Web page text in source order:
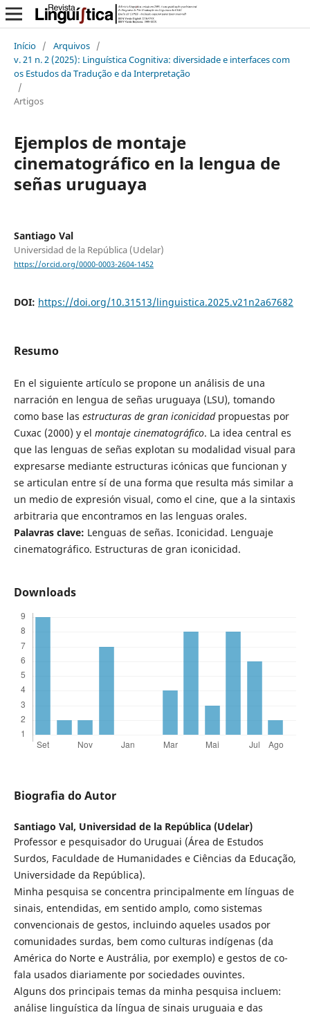
Início / Arquivos /
v. 21 n. 2 (2025): Linguística Cognitiva: diversidade e interfaces com
os Estudos da Tradução e da Interpretação
/
Artigos
Ejemplos de montaje
cinematográfico en la lengua de
señas uruguaya
Santiago Val
Universidad de la República (Udelar)
https://orcid.org/0000-0003-2604-1452
DOI: https://doi.org/10.31513/linguistica.2025.v21n2a67682
Resumo
En el siguiente artículo se propone un análisis de una
narración en lengua de señas uruguaya (LSU), tomando
como base las estructuras de gran iconicidadpropuestas por
Cuxac (2000) y el montaje cinematográfico. La idea central es
que las lenguas de señas explotan su modalidad visual para
expresarse mediante estructuras icónicas que funcionan y
se articulan entre sí de una forma que resulta más similar a
un medio de expresión visual, como el cine, que a la sintaxis
arbitraria que encontramos en las lenguas orales.
Palavras clave: Lenguas de señas. Iconicidad. Lenguaje
cinematográfico. Estructuras de gran iconicidad.
Downloads
Biografia do Autor
Santiago Val, Universidad de la República (Udelar)
Professor e pesquisador do Uruguai (Área de Estudos
Surdos, Faculdade de Humanidades e Ciências da Educação,
Universidade da República).
Minha pesquisa se concentra principalmente em línguas de
sinais, entendidas, em sentido amplo, como sistemas
convencionais de gestos, incluindo aqueles usados por
comunidades surdas, bem como culturas indígenas (da
América do Norte e Austrália, por exemplo) e gestos de co-
fala usados diariamente por sociedades ouvintes.
Alguns dos principais temas da minha pesquisa incluem:
análise linguística da língua de sinais uruguaia e das